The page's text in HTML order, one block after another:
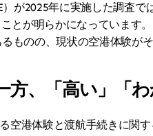
が2025年に実施した調査
とが明らかになっています
ものの、現状の空港体験
、「高い」「
空港体験と渡航手続きに関